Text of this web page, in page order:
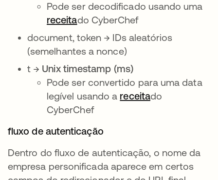
Pode ser decodificado usando uma
receitado CyberChef
document, token → IDs aleatórios
(semelhantes a nonce)
t → Unix timestamp (ms)
Pode ser convertido para uma data
legível usando a receitado
CyberChef
fluxo de autenticação
Dentro do fluxo de autenticação, o nome da
empresa personificada aparece em certos